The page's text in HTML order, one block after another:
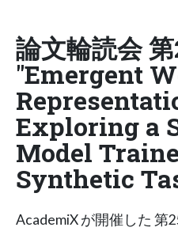
論文輪読会
"Emergent
Exploring a
Model
Synthetic
AcademiX が開催した